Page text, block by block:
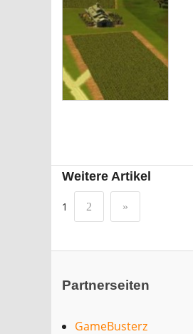
Weitere Artikel
1 2 »
Partnerseiten
GameBusterz